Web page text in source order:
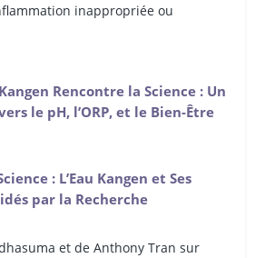
inappropriée ou
Rencontre la Science : Un
le pH, l’ORP, et le Bien-Être
: L’Eau Kangen et Ses
par la Recherche
et de Anthony Tran sur